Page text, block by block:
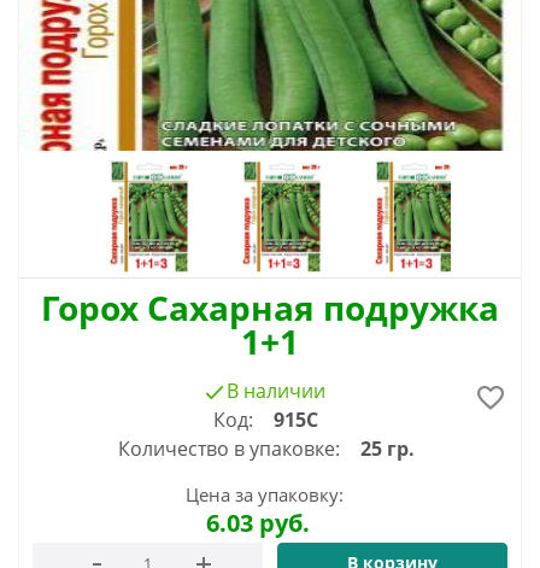
Горох Сахарная подружка
1+1
В наличии
Код:
915С
Количество в упаковке:
25 гр.
Цена за упаковку:
6.03 руб.
В корзину